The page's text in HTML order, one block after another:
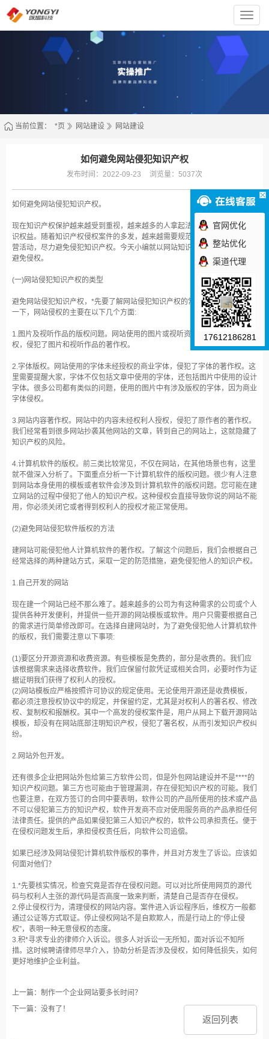
上
海
咏
科
技
责
当前位置： *页 网站建设 网站建设
如何避免网站侵犯知识产权
发布时间：2022-09-23 浏览量：5037次
如何避免网站侵犯知识产权。
现在知识产权保护越来越受到重视，越来越多的人拿起法律武器维护自己的知
识权益。随着知识产权侵权案件的多发，越来越需要规范企业的互联网生产经
营活动，尽力避免侵犯知识产权。今天小编就以网站知识产权为例来阐述如何
避免侵权。
(一)网站侵犯知识产权的类型
避免网站侵犯知识产权，*先要了解网站侵犯知识产权的常见案例。大一总结
一下，网站侵权的主要在以下几个方面:
1.图片及视听作品的版权问题。网站使用的图片或视听资料，未经权利人授
权，侵犯了图片和视听作品的著作权。
2.字体版权。网站使用的字体未经授权的商业字体，侵犯了字体的著作权。这
里需要提醒大家，字体不仅包括文章中使用的字体，还包括图片中使用的设计
字体。很多公司都有类似的问题，使用的图片中有涉及版权的字体，因为商业
字体侵权。
3.网站内容著作权。网站中的内容未经权利人授权，侵犯了原作者的著作权。
我们经常看到很多网站抄袭其他网站的文章，转到自己的网站上，这就隐藏了
知识产权的风险。
4.计算机软件的版权。前三类比较常见，不仅在网站，在其他场景也有，这里
就不做深入分析了。下面重点分析一下计算机软件的版权问题。很少有人注意
到网站本身使用的模板或者软件会涉及到计算机软件的版权问题。您可能在建
立网站的过程中侵犯了他人的知识产权。这种侵权会直接导致你说的网站不能
用，你必须关闭它或者得到权利人的授权才能正常使用。
(2)避免网站侵犯软件版权的方法
建网站可能侵犯他人计算机软件的著作权。了解这个问题后，我们会根据自己
经常选择的两种建站方式，采取一定的防范措施，避免侵犯他人的知识产权。
1.自己开发的网站
现在建一个网站已经不那么难了。越来越多的公司为有这种需求的公司或个人
提供各种开发便利，并提供一些开源的网站模板或软件。用户只需要根据自己
的需求进行简单修改即可。在选择自建网站时，为了避免侵犯他人计算机软件
的版权，我们需要注意以下事项:
(1)要区分开源资源和收费资源。有些模板是免费的，部分是收费的。我们应
该根据需求来选择收费软件。我们应保留付款凭证或相关合同，必要时作为证
据证明我们获得了权利人的授权。
(2)网站模板应严格按照许可协议的规定使用。无论使用开源还是收费模板，
都必须注意授权协议中的规定，并保留约定，尤其是对权利人的署名权、修改
权、复制权和报酬权。其中一个高发的侵权案件是，用户从网上下载开源网站
模板，却没有在网站底部注明知识产权，侵犯了署名权，从而引发知识产权纠
纷。
2.网站外包开发。
还有很多企业把网站外包给第三方软件公司，但是外包网站建设并不是****的
知识产权问题。第三方也可能由于管理漏洞，存在侵犯知识产权的可能。我们
也要注意，在双方签订的合同中要表明，软件公司的产品所使用的技术或产品
不可以侵犯第三方的知识产权，软件开发商不应对使用服务商的产品承担任何
法律责任。提供的产品如果侵犯第三人知识产权的，软件公司承担责任。便于
在侵权问题发生后，承担侵权责任后，向软件公司追偿。
如果已经涉及网站侵犯计算机软件版权的事件，并且对方发生了诉讼。应该如
何面对他们？
1.*先要核实情况，检查究竟是否存在侵权问题。可以对比所使用网页的源代
码与权利人主张的源代码是否高度一致来判断，清楚自己是否存在侵权。
2.停止侵权行为，清理侵权的网站内容。案件进入诉讼程序后，维权方一般都
通过公证等方式取证。停止侵权网站不是自欺欺人，而是行动上的“停止侵
权”，表明一种无意侵权的态度。
3.积*寻求专业的律师介入诉讼。很多人对诉讼一无所知，面对诉讼不知所
措。这时候聘请律师尽早介入，协助分析是否涉及侵权，如何降低损失，如何
更好地维护企业利益。
上一篇：制作一个企业网站要多长时间？
下一篇：没有了！
返回列表
官网优化
整站优化
渠道代理
17612186281